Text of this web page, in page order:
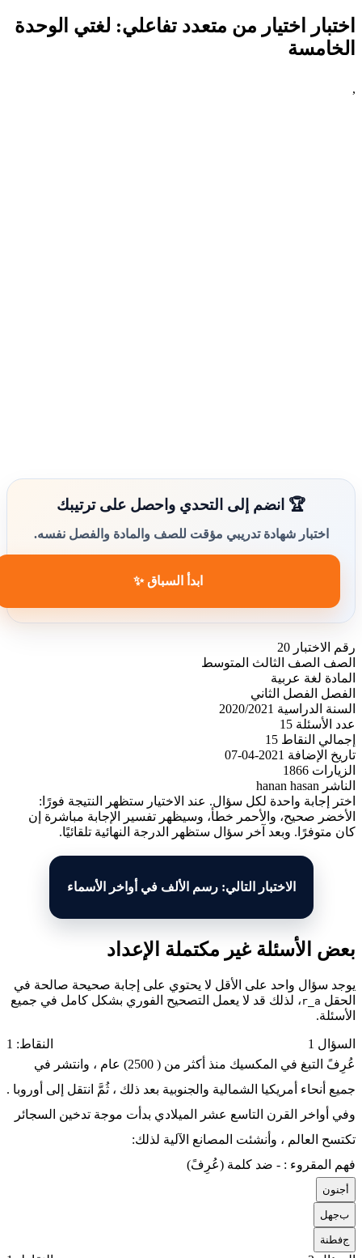
اختبار اختيار من متعدد تفاعلي: لغتي الوحدة
الخامسة
🏆 انضم إلى التحدي واحصل على ترتيبك
اختبار شهادة تدريبي مؤقت للصف والمادة والفصل نفسه.
ابدأ السباق ✨
رقم الاختبار 20
الصف
الصف الثالث المتوسط
المادة لغة عربية
الفصل
الفصل الثاني
السنة الدراسية
2020/2021
عدد الأسئلة 15
إجمالي النقاط 15
تاريخ الإضافة
2021-04-07
الزيارات 1866
الناشر hanan hasan
اختر إجابة واحدة لكل سؤال. عند الاختيار ستظهر النتيجة فورًا:
الأخضر صحيح، والأحمر خطأ، وسيظهر تفسير الإجابة مباشرة إن
كان متوفرًا. وبعد آخر سؤال ستظهر الدرجة النهائية تلقائيًا.
الاختبار التالي: رسم الألف في أواخر الأسماء
بعض الأسئلة غير مكتملة الإعداد
يوجد سؤال واحد على الأقل لا يحتوي على إجابة صحيحة صالحة في
الحقل r_a، لذلك قد لا يعمل التصحيح الفوري بشكل كامل في جميع
الأسئلة.
السؤال 1
النقاط: 1
عُرِفً التبغ في المكسيك منذ أكثر من ( 2500) عام ، وانتشر في
جميع أنحاء أمريكيا الشمالية والجنوبية بعد ذلك ، ثُمَّ انتقل إلى أوروبا .
وفي أواخر القرن التاسع عشر الميلادي بدأت موجة تدخين السجائر
تكتسح العالم ، وأنشئت المصانع الآلية لذلك:
فهم المقروء : - ضد كلمة (عُرِفً)
جنون
بجهل
جفطنة